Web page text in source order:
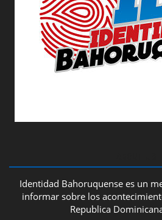
Identidad Bahoruquense es un
informar sobre los
Republica